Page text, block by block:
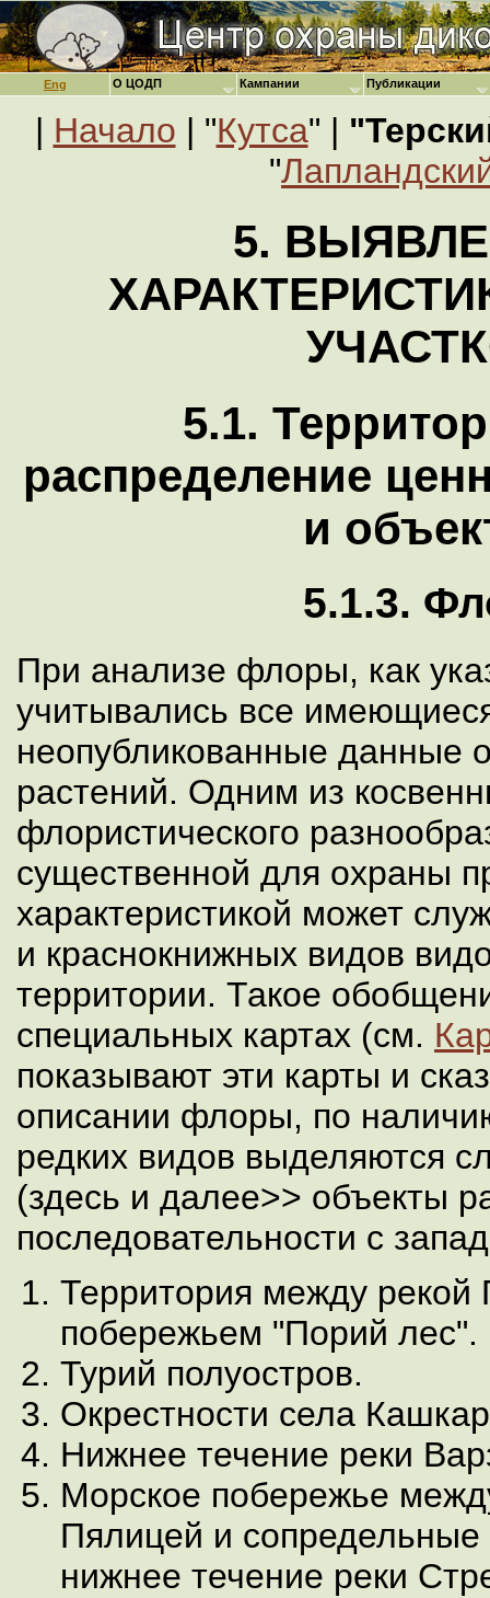
Eng
| Начало | "Кутса" |
"
5.
5.1.
распределение
и
5.1.3.
При анализе флоры, как
учитывались все
неопубликованные данные
растений. Одним из
флористического
существенной для охраны
характеристикой может
и краснокнижных видов
территории. Такое
специальных картах (см.
показывают эти карты и
описании флоры, по
редких видов выделяются
(здесь и далее>> объекты
последовательности с
Территория между рекой
побережьем "Порий лес".
Турий полуостров.
Окрестности села
Нижнее течение реки
Морское побережье
Пялицей и сопредельные
нижнее течение реки
О ЦОДП Кампании Публикации